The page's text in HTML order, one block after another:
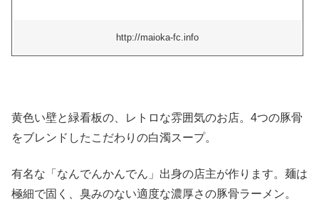
http://maioka-fc.info
黄色い壁と緑看板の、レトロな雰囲気のお店。4つの豚骨
をブレンドしたこだわりの白濁スープ。
有名な「なんでんかんでん」出身の店主が作ります。麺は
極細で固く、臭みのない適度な濃厚さの豚骨ラーメン。